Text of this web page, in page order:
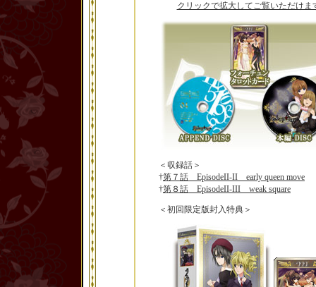
クリックで拡大してご覧いただけま
＜収録話＞
†第７話 EpisodeII-II early queen move
†第８話 EpisodeII-III weak square
＜初回限定版封入特典＞